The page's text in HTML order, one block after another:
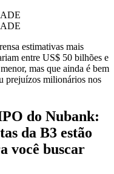
estimativas mais
entre US$ 50 bilhões e
mas que ainda é bem
prejuízos milionários nos
do Nubank:
da B3 estão
você buscar